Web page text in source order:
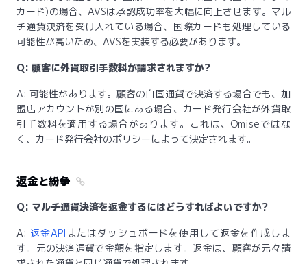
カード)の場合、AVSは承認成功率を大幅に向上させます。マル
チ通貨決済を受け入れている場合、国際カードも処理している
可能性が高いため、AVSを実装する必要があります。
Q: 顧客に外貨取引手数料が請求されますか?
A: 可能性があります。顧客の自国通貨で決済する場合でも、加
盟店アカウントが別の国にある場合、カード発行会社が外貨取
引手数料を適用する場合があります。これは、Omiseではな
く、カード発行会社のポリシーによって決定されます。
返金と紛争
Q: マルチ通貨決済を返金するにはどうすればよいですか?
A: 返金API またはダッシュボードを使用して返金を作成しま
す。元の決済通貨で金額を指定します。返金は、顧客が元々請